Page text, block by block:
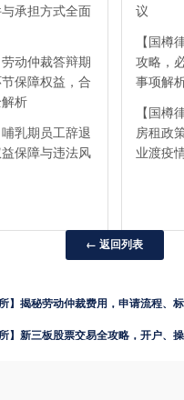
承担方式全面
劳动仲裁答辩期
保障权益，合
析
哺乳期员工辞退
保障与违法风
议
【国樽
攻略，
事项解
【国樽
房租政
业渡疫
← 返回列表
】揭秘劳动仲裁费用，申请流程、
】新三板股票交易全攻略，开户、